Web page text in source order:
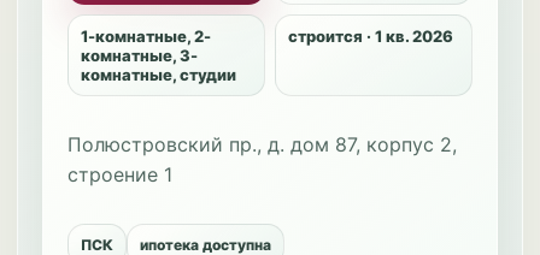
1-комнатные, 2-
комнатные, 3-
комнатные, студии
строится · 1 кв. 2026
Полюстровский пр., д. дом 87, корпус 2,
строение 1
ПСК ипотека доступна